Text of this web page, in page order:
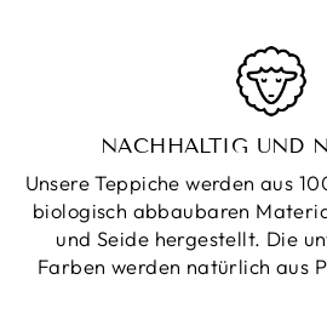
NACHHALTIG UND
Unsere Teppiche werden aus
biologisch abbaubaren
und Seide hergestellt. Die
Farben werden natürlich aus